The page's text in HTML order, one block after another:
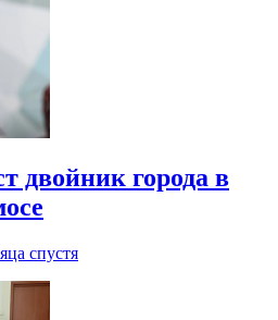
двойник города в
спустя